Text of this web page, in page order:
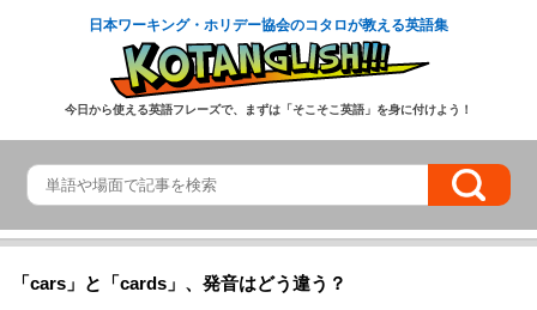
日本ワーキング・ホリデー協会のコタロが教える英語集
今日から使える英語フレーズで、まずは「そこそこ英語」を身に付けよう！
「cars」と「cards」、発音はどう違う？